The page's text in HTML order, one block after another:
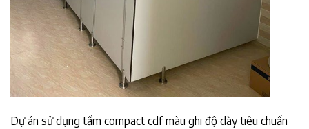
Dự án sử dụng tấm compact cdf màu ghi độ dày tiêu chuẩn